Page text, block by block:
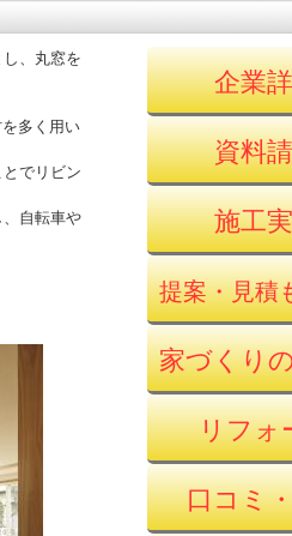
、丸窓を
多く用い
でリビン
自転車や
企業
資料
施工
提案・見積
家づくり
リフォ
口コミ